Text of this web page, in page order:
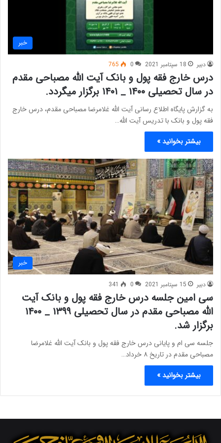
خبر
دبیر 18 سپتامبر 2021 0
765
درس خارج فقه پول و بانک آیت الله مصباحی مقدم
در سال تحصیلی ۱۴۰۰ _ ۱۴۰۱ برگزار میگردد.
به گزارش پایگاه اطلاع رسانی آیت الله غلامرضا مصباحی مقدم، درس خارج
فقه پول و بانک با تدریس آیت الله…
بیشتر بخوانید »
خبر
دبیر 15 سپتامبر 2021 0
341
سی امین جلسه درس خارج فقه پول و بانک آیت
الله مصباحی مقدم در سال تحصیلی ۱۳۹۹ _ ۱۴۰۰
برگزار شد.
جلسه سی ام و پایانی درس خارج فقه پول و بانک آیت الله غلامرضا
مصباحی مقدم در تاریخ ۸ خرداد…
بیشتر بخوانید »